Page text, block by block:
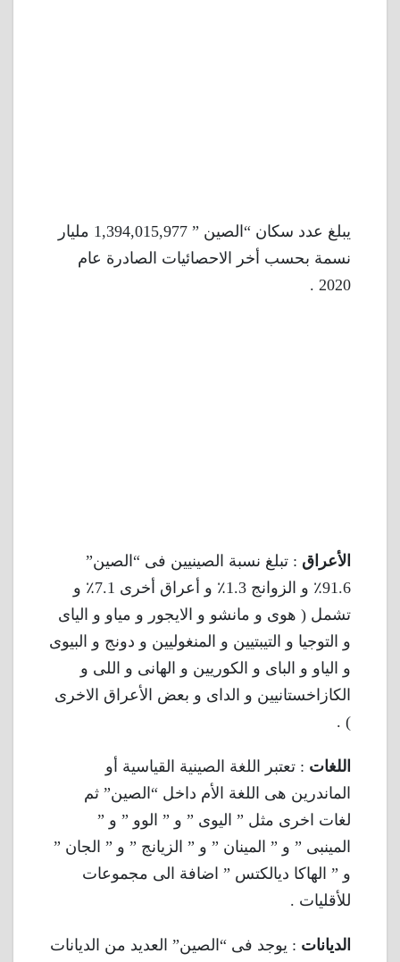
يبلغ عدد سكان “الصين ” 1,394,015,977 مليار
نسمة بحسب أخر الاحصائيات الصادرة عام
2020 .
الأعراق : تبلغ نسبة الصينيين فى “الصين”
91.6٪ و الزوانج 1.3٪ و أعراق أخرى 7.1٪ و
تشمل ( هوى و مانشو و الايجور و مياو و الياى
و التوجيا و التيبتيين و المنغوليين و دونج و البيوى
و الياو و الباى و الكوريين و الهانى و اللى و
الكازاخستانيين و الداى و بعض الأعراق الاخرى
) .
اللغات : تعتبر اللغة الصينية القياسية أو
الماندرين هى اللغة الأم داخل “الصين” ثم
لغات اخرى مثل ” اليوى ” و ” الوو ” و ”
المينبى ” و ” المينان ” و ” الزيانج ” و ” الجان ”
و ” الهاكا ديالكتس ” اضافة الى مجموعات
للأقليات .
الديانات : يوجد فى “الصين” العديد من الديانات